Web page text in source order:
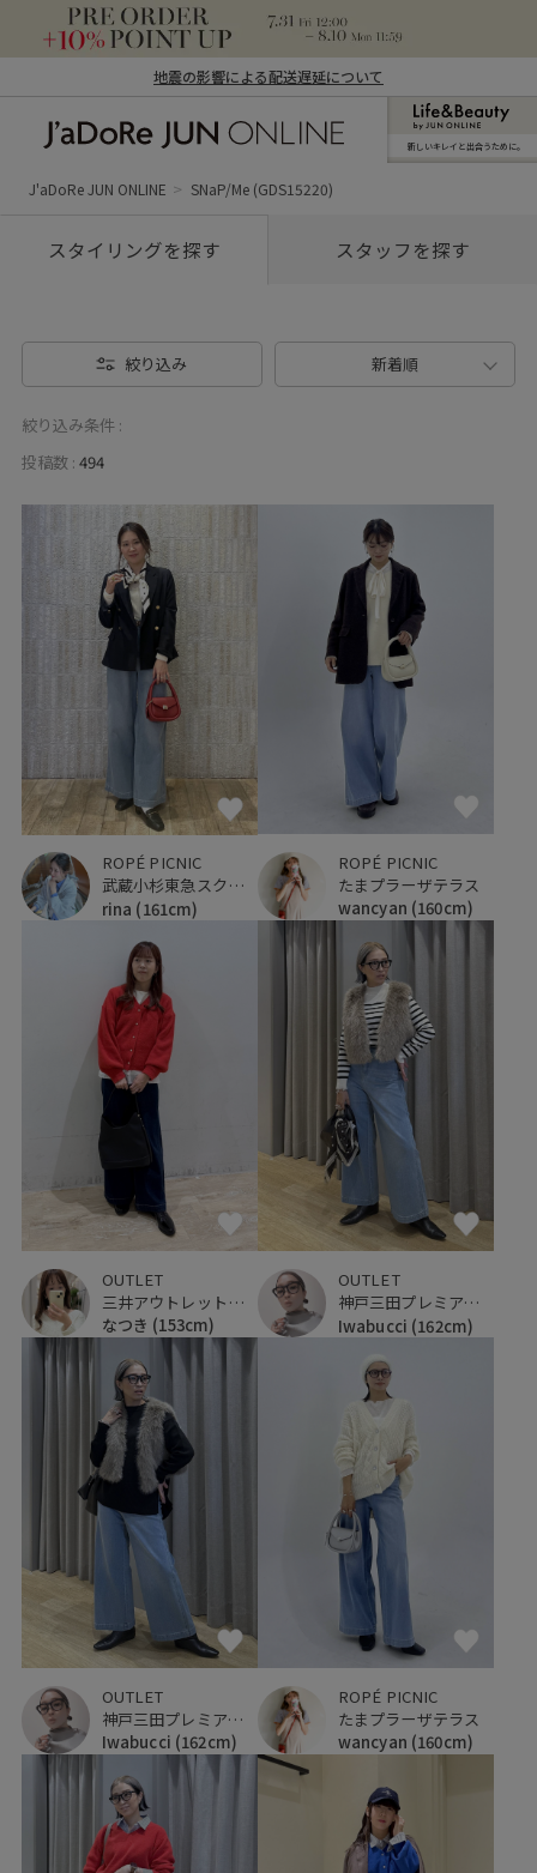
地震の影響による配送遅延について
ン オンライン）
新しいキレイと出合うために。
J'aDoRe JUN ONLINE SNaP/Me (GDS15220)
スタイリングを探す スタッフを探す
絞り込み 新着順
絞り込み条件 :
投稿数 : 494
ROPÉ PICNIC
武蔵小杉東急スクエア
rina (161cm)
ROPÉ PICNIC
たまプラーザテラス
wancyan (160cm)
OUTLET
三井アウトレットパーク マリンピア神戸
なつき (153cm)
OUTLET
神戸三田プレミアム・アウトレット
Iwabucci (162cm)
OUTLET
神戸三田プレミアム・アウトレット
Iwabucci (162cm)
ROPÉ PICNIC
たまプラーザテラス
wancyan (160cm)